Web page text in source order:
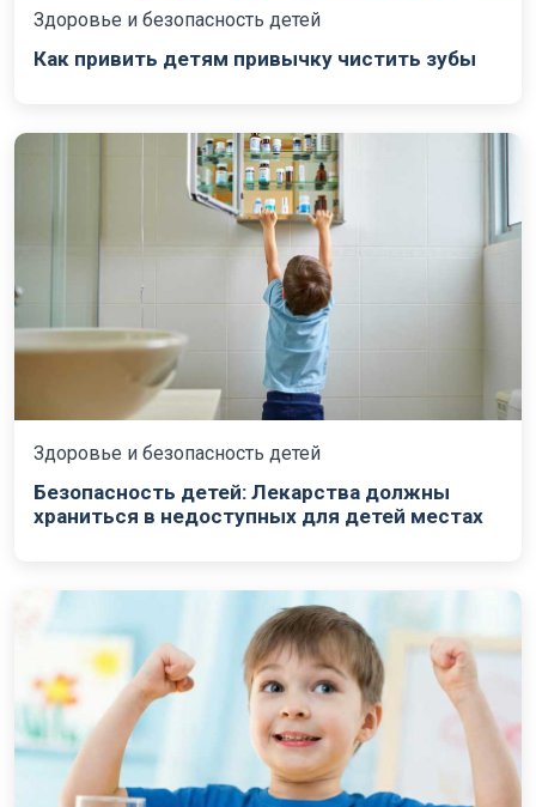
Здоровье и безопасность детей
Как привить детям привычку чистить зубы
Здоровье и безопасность детей
Безопасность детей: Лекарства должны
храниться в недоступных для детей местах